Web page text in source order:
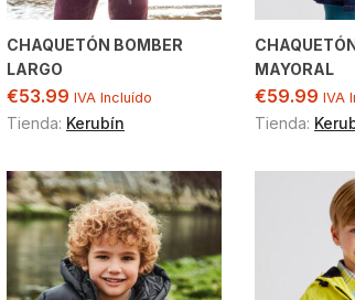
CHAQUETÓN BOMBER
LARGO
€53.99 IVA Incluído
Tienda: Kerubín
MAYORAL
€59.99 IVA
Tienda: